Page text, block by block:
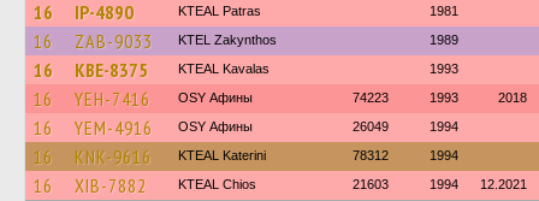
16 IP-4890 KTEAL Patras 1981
16 ZAB-9033 KTEL Zakynthos 1989
16 KBE-8375 KTEAL Kavalas 1993
16 YEH-7416 OSY Афины 74223 1993 2018
16 YEM-4916 OSY Афины 26049 1994
16 KNK-9616 KTEAL Katerini 78312 1994
16 XIB-7882 KTEAL Chios 21603 1994 12.2021